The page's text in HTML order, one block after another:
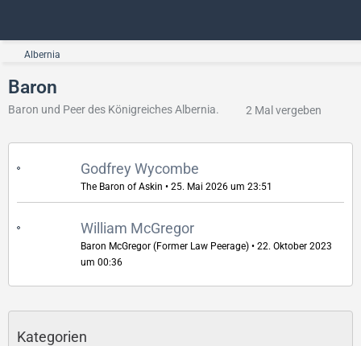
Albernia
Baron
Baron und Peer des Königreiches Albernia. 2 Mal vergeben
Godfrey Wycombe
The Baron of Askin 25. Mai 2026 um 23:51
William McGregor
Baron McGregor (Former Law Peerage)
22. Oktober 2023
um 00:36
Kategorien